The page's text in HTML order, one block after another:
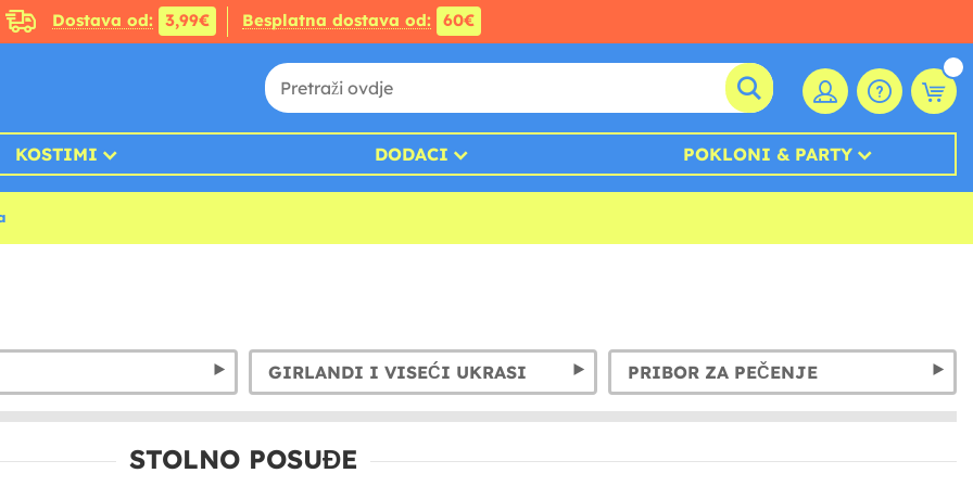
Dostava od: 3,99€ Besplatna dostava od: 60€
KOSTIMI DODACI POKLONI & PARTY
GIRLANDI I VISEĆI UKRASI PRIBOR ZA PEČENJE
STOLNO POSUĐE